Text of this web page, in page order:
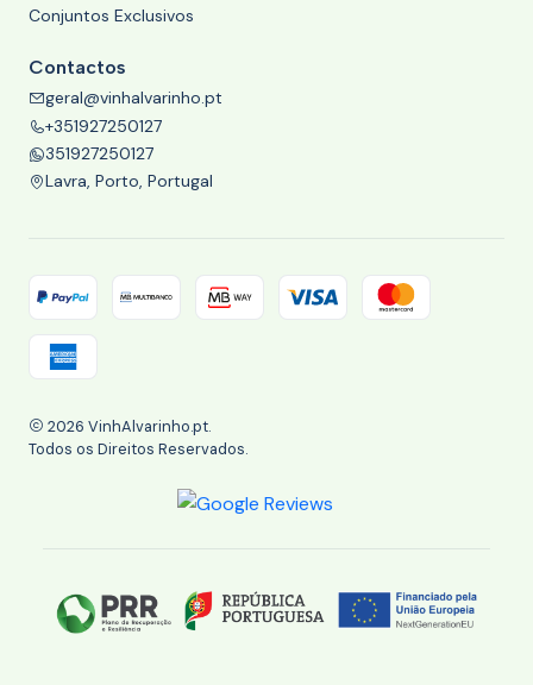
Conjuntos Exclusivos
Contactos
geral@vinhalvarinho.pt
+351927250127
351927250127
Lavra, Porto, Portugal
2026 VinhAlvarinho.pt.
Todos os Direitos Reservados.